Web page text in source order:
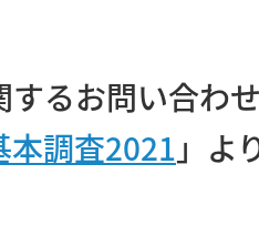
するお問い合わ
本調査2021 」よ